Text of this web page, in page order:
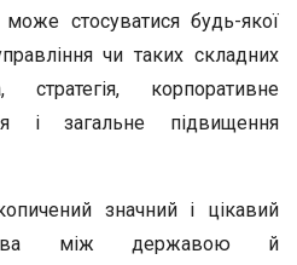
стосуватися будь-якої
чи таких складних
корпоративне
і загальне підвищення
значний і цікавий
між державою й